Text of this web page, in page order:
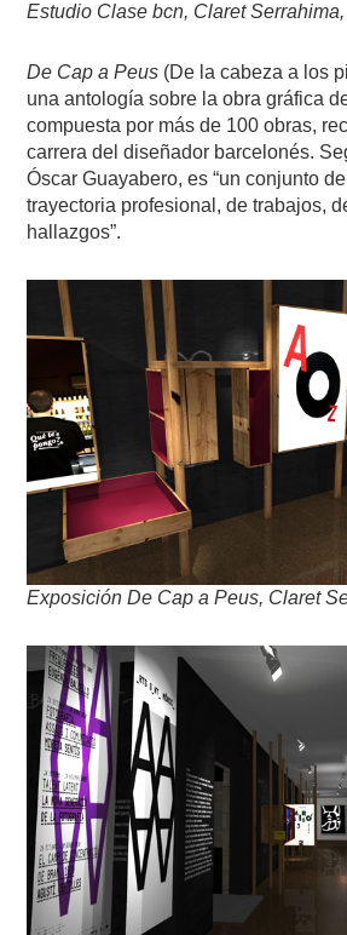
Estudio Clase bcn, Claret Serrahima,
De Cap a Peus (De la cabeza a los
una antología sobre la obra gráfica
compuesta por más de 100 obras,
carrera del diseñador barcelonés.
Óscar Guayabero, es “un conjunto
trayectoria profesional, de trabajos,
hallazgos”.
Exposición De Cap a Peus, Claret